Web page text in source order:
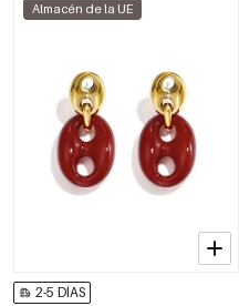
Almacén de la UE
2-5 DÍAS